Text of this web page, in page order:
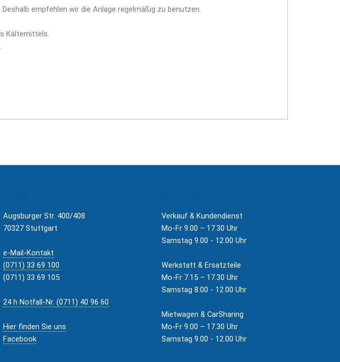
empfehlen wir die Anlage regelmäßig zu benutzen.
Kältemittels.
Augsburger Str. 400/408
70327 Stuttgart
e-Mail-Kontakt
(0711) 33 69 100
(0711) 33 69 105
24 h Notfall-Nr. (0711) 40 96 60
Hier finden Sie uns
Facebook
Verkauf & Kundendienst
Mo-Fr 9.00 – 17.30 Uhr
Samstag 9.00 - 12.00 Uhr
Werkstatt & Ersatzteile
Mo-Fr 7.15 – 17.30 Uhr
Samstag 8.00 - 12.00 Uhr
Mietwagen & CarSharing
Mo-Fr 9.00 – 17.30 Uhr
Samstag 9.00 - 12.00 Uhr